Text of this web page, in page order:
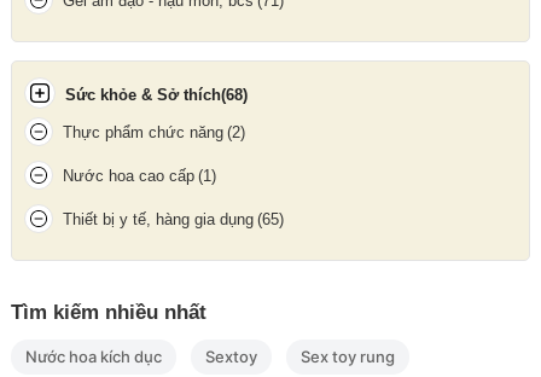
Sức khỏe & Sở thích(68)
Thực phẩm chức năng (2)
Nước hoa cao cấp (1)
Thiết bị y tế, hàng gia dụng (65)
Tìm kiếm nhiều nhất
Nước hoa kích dục Sextoy Sex toy rung